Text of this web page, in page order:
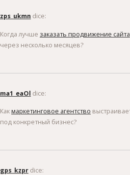
zps_ukmn dice:
Когда лучше заказать продвижение сайта
через несколько месяцев?
ma1_eaOl dice:
Какмаркетинговое агентство
под конкретный бизнес?
gps_kzpr dice: